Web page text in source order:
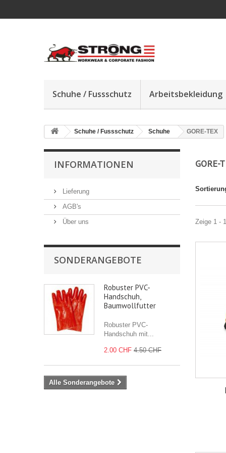
Schuhe / Fussschutz Arbeitsbekleidung
Schuhe / Fussschutz Schuhe GORE-TEX
INFORMATIONEN
Lieferung
AGB's
Über uns
SONDERANGEBOTE
Robuster PVC-
Handschuh,
Baumwollfutter
Robuster PVC-
Handschuh mit...
2.00 CHF 4.50 CHF
Alle Sonderangebote
GORE-
Zeige 1 -